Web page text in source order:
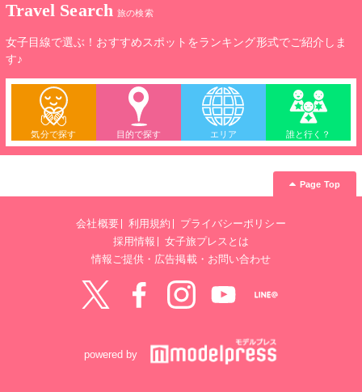
Travel Search 旅の検索
女子目線で選ぶ！おすすめスポットをランキング形式でご紹介しま
す♪
気分で探す 目的で探す エリア 誰と行く？
Page Top
会社概要 利用規約
プライバシーポリシー
採用情報
女子旅プレスとは
情報ご提供・広告掲載・お問い合わせ
powered by